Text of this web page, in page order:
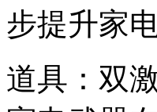
步提升家
道具：双